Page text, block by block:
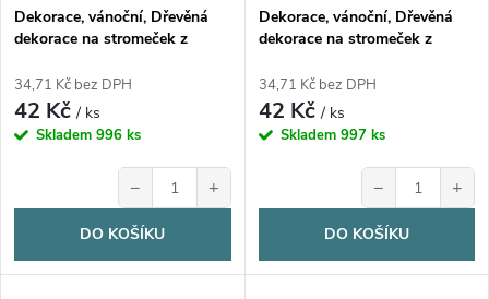
Dekorace, vánoční, Dřevěná
dekorace na stromeček z
1ks
34,71 Kč bez DPH
42 Kč/ ks
Skladem 996 ks
− +
DO KOŠÍKU
Dekorace, vánoční, Dřevěná
dekorace na stromeček z
1ks
34,71 Kč bez DPH
42 Kč/ ks
Skladem 997 ks
− +
DO KOŠÍKU